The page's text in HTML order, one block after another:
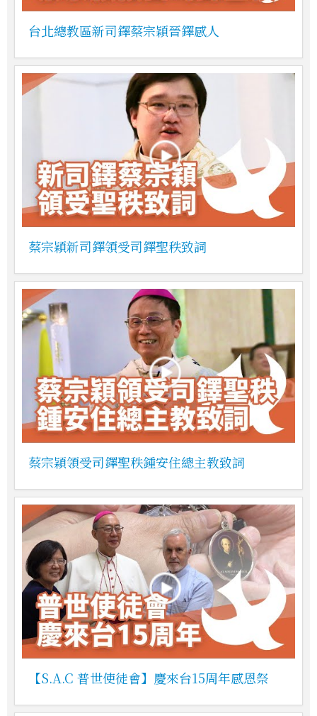
台北總教區新司鐸蔡宗穎晉鐸感人
蔡宗穎新司鐸領受司鐸聖秩致詞
蔡宗穎領受司鐸聖秩鍾安住總主教致詞
【S.A.C 普世使徒會】慶來台15周年感恩祭